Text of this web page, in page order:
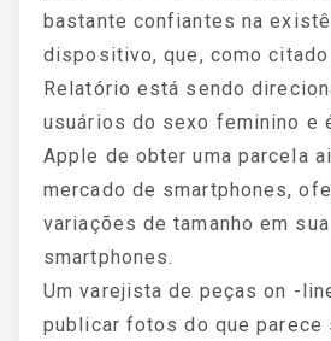
bastante confiantes na
dispositivo, que, como
Relatório está sendo
usuários do sexo feminino e
Apple de obter uma parcela
mercado de smartphones,
variações de tamanho em
smartphones.
Um varejista de peças on -
publicar fotos do que parece